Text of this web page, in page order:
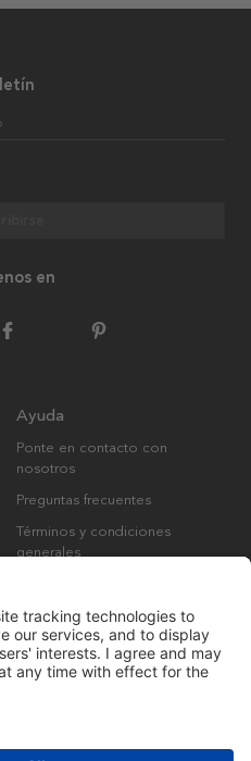
en
Ayuda
Ponte en contacto con
nosotros
Preguntas frecuentes
Términos y condiciones
generales
AB 2023. Todos los derechos